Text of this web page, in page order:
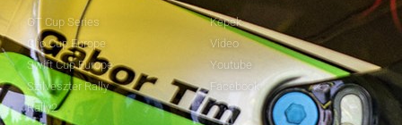
GT Cup Series
Clio Cup Europe
Swift Cup Europe
Szilveszter Rally
Rally2
Képek
Video
Youtube
Facebook